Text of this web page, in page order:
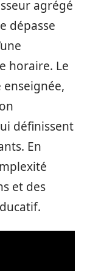
agrégé
dépasse
horaire. Le
enseignée,
définissent
En
et des